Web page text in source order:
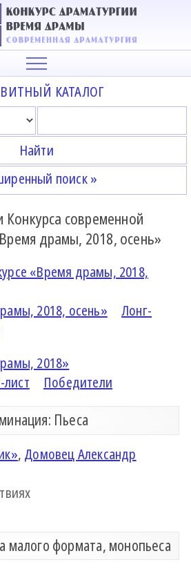
КАТАЛОГ
поиск »
современной
драмы, 2018, осень»
«Время драмы, 2018,
2018, осень»
Лонг-
2018»
Победители
Пьеса
, Домовец Александр
малого формата, монопьеса